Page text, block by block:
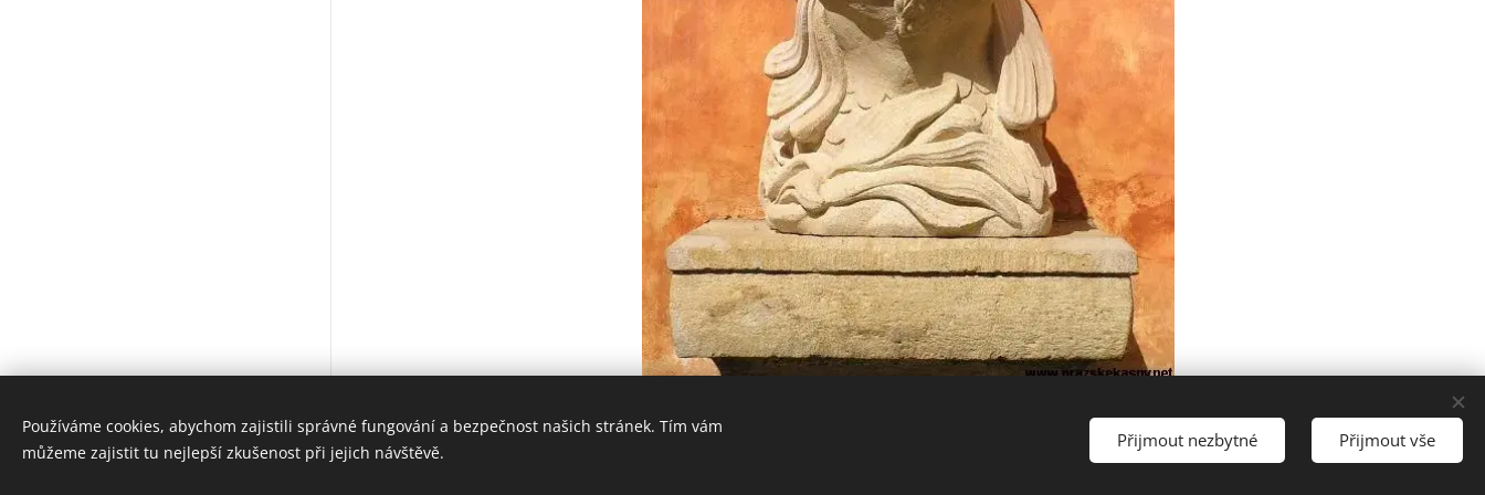
© Pavel Dvořák, Tomáš Podařil
Používáme cookies, abychom zajistili správné fungování a bezpečnost našich stránek. Tím vám
můžeme zajistit tu nejlepší zkušenost při jejich návštěvě.
Přijmout nezbytné Přijmout vše